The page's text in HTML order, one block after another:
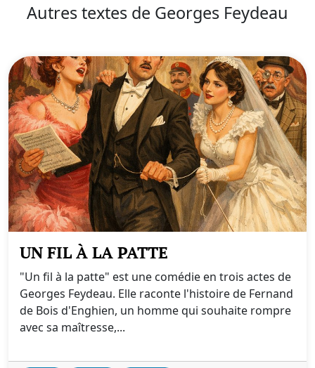
Autres textes de Georges Feydeau
UN FIL À LA PATTE
"Un fil à la patte" est une comédie en trois actes de
Georges Feydeau. Elle raconte l'histoire de Fernand
de Bois d'Enghien, un homme qui souhaite rompre
avec sa maîtresse,...